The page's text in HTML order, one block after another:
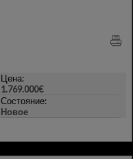
Цена:
1.769.000€
Состояние:
Новое